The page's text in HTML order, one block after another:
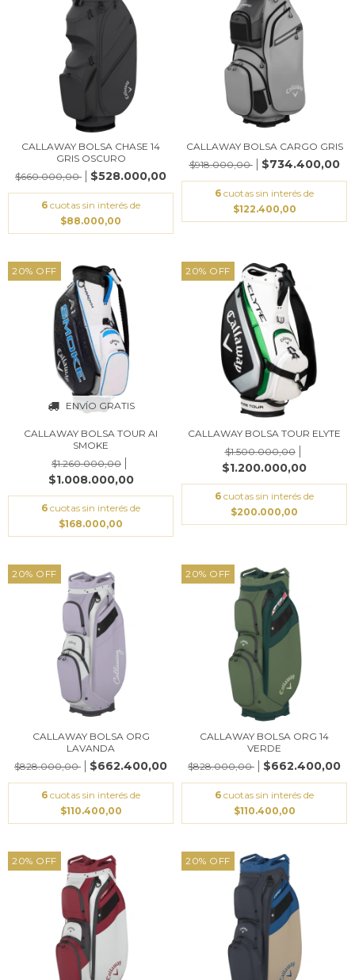
CALLAWAY BOLSA CHASE 14
GRIS OSCURO
$660.000,00
$528.000,00
6 cuotas sin interés de
$88.000,00
CALLAWAY BOLSA CARGO GRIS
$918.000,00
$734.400,00
6 cuotas sin interés de
$122.400,00
20% OFF
ENVÍO GRATIS
CALLAWAY BOLSA TOUR AI
SMOKE
$1.260.000,00
$1.008.000,00
6 cuotas sin interés de
$168.000,00
20% OFF
CALLAWAY BOLSA TOUR ELYTE
$1.500.000,00
$1.200.000,00
6 cuotas sin interés de
$200.000,00
20% OFF
CALLAWAY BOLSA ORG
LAVANDA
$828.000,00
$662.400,00
6 cuotas sin interés de
$110.400,00
20% OFF
CALLAWAY BOLSA ORG 14
VERDE
$828.000,00
$662.400,00
6 cuotas sin interés de
$110.400,00
20% OFF 20% OFF